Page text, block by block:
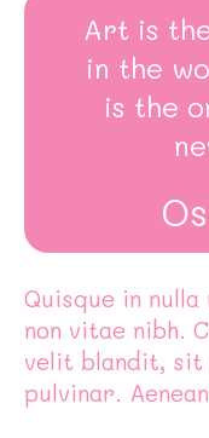
Art is
in the
is the
Quisque in
non vitae nibh.
velit blandit, sit
pulvinar.